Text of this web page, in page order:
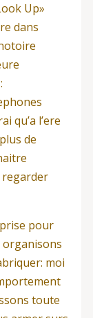
Up»
dans
qu’a l’ere
de
pour
moi
toute